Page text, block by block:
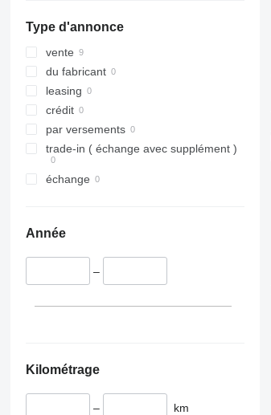
Type d'annonce
vente
du fabricant
leasing
crédit
par versements
trade-in ( échange avec supplément )
échange
Année
–
Kilométrage
– km